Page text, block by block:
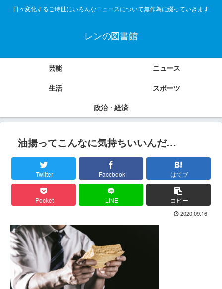
日々変化するご時世にいろんなニュースについて無作為に綴っていきます
レンの図書館
芸能
ニュース
生活
スポーツ
政治・経済
油揚ってこんなに気持ちいいんだ…
Twitter Facebook はてブ
Pocket LINE コピー
2020.09.16